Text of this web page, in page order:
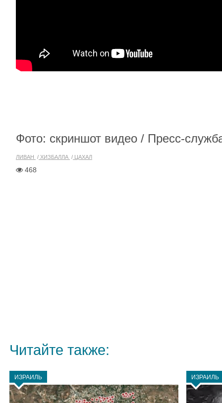
Фото: скриншот видео / Пресс-
ЛИВАН ХИЗБАЛЛА ЦАХАЛ
468
Читайте также:
ИЗРАИЛЬ ИЗРАИЛЬ